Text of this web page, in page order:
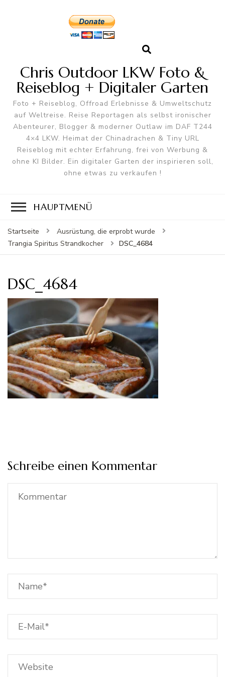
Chris Outdoor LKW Foto &
Reiseblog + Digitaler Garten
Foto + Reiseblog, Offroad Erlebnisse & Umweltschutz
auf Weltreise. Reise Reportagen als selbst ironischer
Abenteurer, Blogger & moderner Outlaw im DAF T244
4×4 LKW. Heimat der Chinadrachen & Tiny URL
Reiseblog mit echter Erfahrung, frei von Werbung &
ohne KI Bilder. Ein digitaler Garten der inspirieren soll,
ohne etwas zu verkaufen !
HAUPTMENÜ
Startseite
Ausrüstung, die erprobt wurde
Trangia Spiritus Strandkocher
DSC_4684
DSC_4684
Schreibe einen Kommentar